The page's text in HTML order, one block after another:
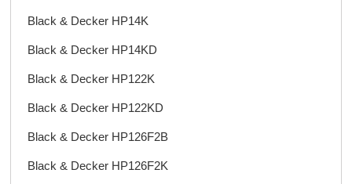
Black & Decker HP14K
Black & Decker HP14KD
Black & Decker HP122K
Black & Decker HP122KD
Black & Decker HP126F2B
Black & Decker HP126F2K